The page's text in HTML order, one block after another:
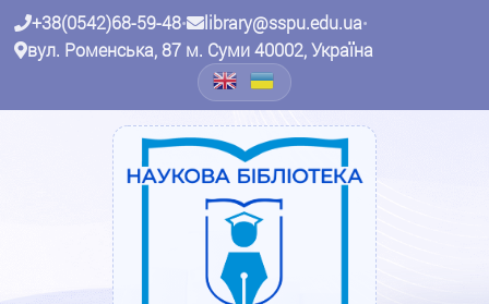
+38(0542)68-59-48• library@sspu.edu.ua•
вул. Роменська, 87 м. Суми 40002, Україна